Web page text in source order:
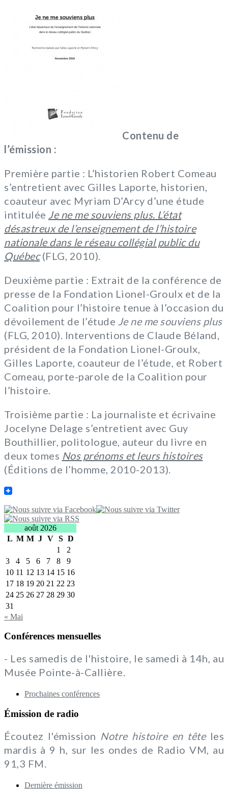
Contenu de
l’émission :
Première partie : L’historien Robert Comeau
s’entretient avec Gilles Laporte, historien,
coauteur avec Myriam D’Arcy d’une étude
intitulée Je ne me souviens plus. L’état
désastreux de l’enseignement de l’histoire
nationale dans le réseau collégial public du
Québec(FLG, 2010).
Deuxième partie : Extrait de la conférence de
presse de la Fondation Lionel-Groulx et de la
Coalition pour l’histoire tenue à l’occasion du
dévoilement de l’étude Je ne me souviens plus
(FLG, 2010). Interventions de Claude Béland,
président de la Fondation Lionel-Groulx,
Gilles Laporte, coauteur de l’étude, et Robert
Comeau, porte-parole de la Coalition pour
l’histoire.
Troisième partie : La journaliste et écrivaine
Jocelyne Delage s’entretient avec Guy
Bouthillier, politologue, auteur du livre en
deux tomes Nos prénoms et leurs histoires
(Éditions de l’homme, 2010-2013).
août 2026
L M M J V S D
1
2
3
4 5 6 7 8
9
10 11 12 13 14 15 16
17 18 19 20 21 22 23
24 25 26 27 28 29 30
31
« Mai
Conférences mensuelles
- Les samedis de l'histoire, le samedi à 14h, au
Musée Pointe-à-Callière.
Prochaines conférences
Émission de radio
Écoutez l'émission Notre histoire en têteles
mardis à 9 h, sur les ondes de Radio VM, au
91,3 FM.
Dernière émission